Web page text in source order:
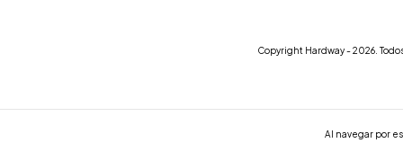
Al navegar por
Copyright Hardway - 2026.